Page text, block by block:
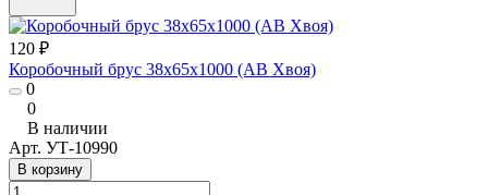
120 ₽
Коробочный брус 38x65x1000 (АВ Хвоя)
0
0
В наличии
Арт. УТ-10990
В корзину